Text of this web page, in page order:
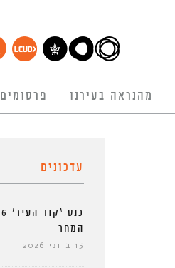
מהנראה בעירנו פרסומים
עדכונים
המחר
15 ביוני 2026